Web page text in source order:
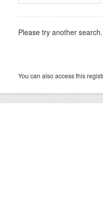
Please try another search.
You can also access this